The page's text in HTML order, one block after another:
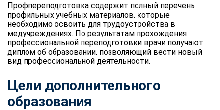
Профпереподготовка содержит полный перечень
профильных учебных материалов, которые
необходимо освоить для трудоустройства в
медучреждениях. По результатам прохождения
профессиональной переподготовки врачи получают
диплом об образовании, позволяющий вести новый
вид профессиональной деятельности.
Цели дополнительного
образования